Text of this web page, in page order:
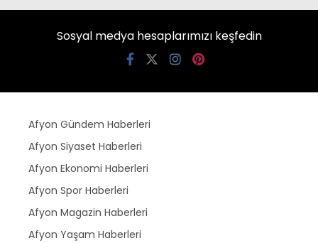
Sosyal medya hesaplarımızı keşfedin
Afyon Gündem Haberleri
Afyon Siyaset Haberleri
Afyon Ekonomi Haberleri
Afyon Spor Haberleri
Afyon Magazin Haberleri
Afyon Yaşam Haberleri